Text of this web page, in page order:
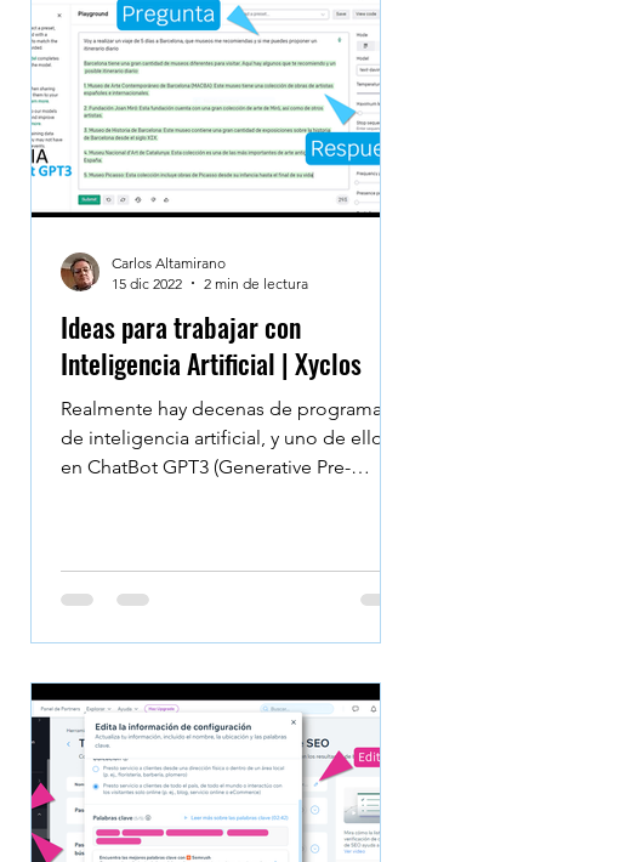
Ideas para trabajar con
Inteligencia Artificial | Xyclos
Realmente hay decenas de programas
de inteligencia artificial, y uno de ellos
en ChatBot GPT3 (Generative Pre-
Carlos Altamirano
15 dic 2022
2 min de lectura